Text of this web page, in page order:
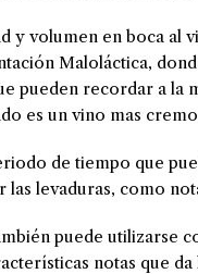
y volumen en boca al
Maloláctica,
pueden recordar a la
es un vino mas
de tiempo que
levaduras, como
puede utilizarse
notas que